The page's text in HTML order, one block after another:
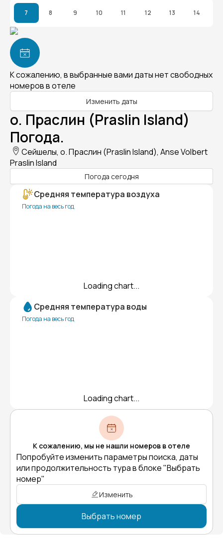
7 8 9 10 11 12 13 14
К сожалению, в выбранные вами даты нет свободных
номеров в отеле
Изменить даты
о. Праслин (Praslin Island)
Погода.
Сейшелы, о. Праслин (Praslin Island), Anse Volbert
Praslin Island
Погода сегодня
Средняя температура воздуха
Погода на весь год
Loading chart...
Средняя температура воды
Погода на весь год
Loading chart...
К сожалению, мы не нашли номеров в отеле
Попробуйте изменить параметры поиска, даты
или продолжительность тура в блоке "Выбрать
номер"
Изменить
Выбрать номер